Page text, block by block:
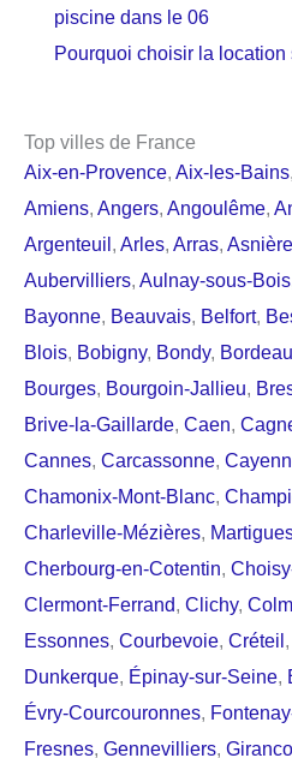
piscine dans le 06
Pourquoi choisir la
Top villes de France
Aix-en-Provence, Aix-les-Bains,
Amiens, Angers, Angoulême,
Argenteuil, Arles, Arras,
Aubervilliers, Aulnay-sous-Bois
Bayonne, Beauvais, Belfort,
Blois, Bobigny, Bondy,
Bourges, Bourgoin-Jallieu,
Brive-la-Gaillarde, Caen,
Cannes, Carcassonne,
Chamonix-Mont-Blanc,
Charleville-Mézières,
Cherbourg-en-Cotentin,
Clermont-Ferrand, Clichy,
Essonnes, Courbevoie, Créteil,
Dunkerque, Épinay-sur-Seine,
Évry-Courcouronnes,
Fresnes, Gennevilliers,